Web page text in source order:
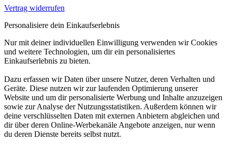
Vertrag widerrufen
Personalisiere dein Einkaufserlebnis
Nur mit deiner individuellen Einwilligung verwenden wir Cookies
und weitere Technologien, um dir ein personalisiertes
Einkaufserlebnis zu bieten.
Dazu erfassen wir Daten über unsere Nutzer, deren Verhalten und
Geräte. Diese nutzen wir zur laufenden Optimierung unserer
Website und um dir personalisierte Werbung und Inhalte anzuzeigen
sowie zur Analyse der Nutzungsstatistiken. Außerdem können wir
deine verschlüsselten Daten mit externen Anbietern abgleichen und
dir über deren Online-Werbekanäle Angebote anzeigen, nur wenn
du deren Dienste bereits selbst nutzt.